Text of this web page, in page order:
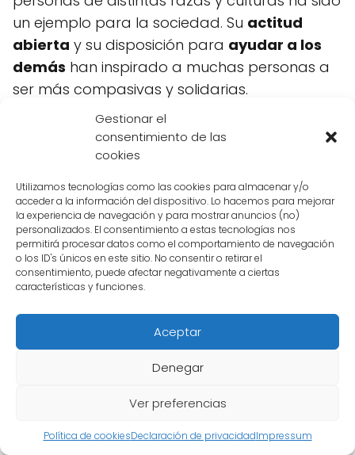
Gestionar el
consentimiento de las
cookies
Utilizamos tecnologías como las cookies para almacenar y/o
acceder a la información del dispositivo. Lo hacemos para mejorar
la experiencia de navegación y para mostrar anuncios (no)
personalizados. El consentimiento a estas tecnologías nos
permitirá procesar datos como el comportamiento de navegación
o los ID's únicos en este sitio. No consentir o retirar el
consentimiento, puede afectar negativamente a ciertas
características y funciones.
Aceptar
Denegar
Ver preferencias
Política de cookiesDeclaración de privacidadImpressum
un ejemplo para la sociedad. Su actitud
abierta y su disposición para ayudar a los
demás han inspirado a muchas personas a
ser más compasivas y solidarias.
El legado de Goku en la cultura popular
El impacto de Goku en la cultura popular es
innegable. Su historia ha sido adaptada en
numerosos medios, desde películas hasta
videojuegos. Su imagen se ha convertido en
un emblema de la cultura geek y su famoso
grito de batalla, el "Kamehameha", se ha
vuelto un símbolo reconocido en todo el
mundo.
extendido a otros aspectos de la cultura
popular, como la música y la moda. Muchas
Dragon Ball y a su protagonista, y su icónico